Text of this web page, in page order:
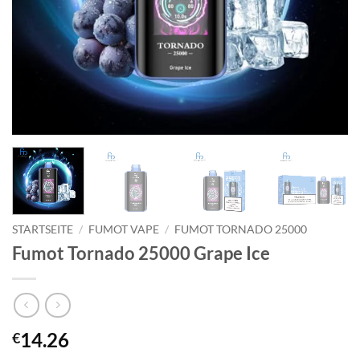
STARTSEITE / FUMOT VAPE / FUMOT TORNADO 25000
Fumot Tornado 25000 Grape Ice
€14.26